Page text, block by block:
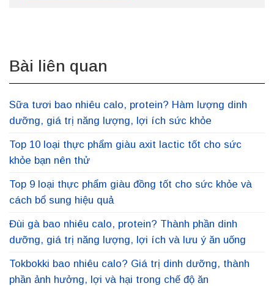
Bài liên quan
Sữa tươi bao nhiêu calo, protein? Hàm lượng dinh
dưỡng, giá trị năng lượng, lợi ích sức khỏe
Top 10 loại thực phẩm giàu axit lactic tốt cho sức
khỏe bạn nên thử
Top 9 loại thực phẩm giàu đồng tốt cho sức khỏe và
cách bổ sung hiệu quả
Đùi gà bao nhiêu calo, protein? Thành phần dinh
dưỡng, giá trị năng lượng, lợi ích và lưu ý ăn uống
Tokbokki bao nhiêu calo? Giá trị dinh dưỡng, thành
phần ảnh hưởng, lợi và hại trong chế độ ăn